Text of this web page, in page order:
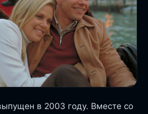
в 2003 году. Вместе со